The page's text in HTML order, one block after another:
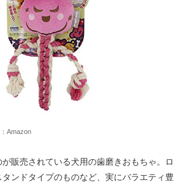
Amazon
販売されている犬用の歯磨きおもちゃ。ロ
ンドタイプのものなど、実にバラエティ豊